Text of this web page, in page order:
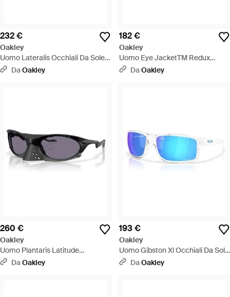
232 €
Oakley
Uomo Lateralis Occhiali Da Sole -
NeroDaOakley
182 €
Oakley
Uomo Eye JacketTM Redux
Occhiali Da Sole - Nero
DaOakley
260 €
Oakley
Uomo Plantaris Latitude
Collection Occhiali Da Sole - Nero
DaOakley
193 €
Oakley
Uomo Gibston Xl Occhiali Da Sole
- Nero
DaOakley